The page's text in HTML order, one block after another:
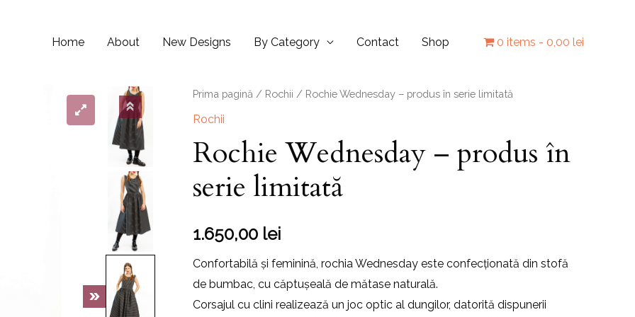
Home About New Designs By Category Contact Shop 0 items 0,00 lei
Prima pagină / Rochii / Rochie Wednesday – produs în serie limitată
Rochii
Rochie Wednesday – produs în
serie limitată
1.650,00 lei
Confortabilă și feminină, rochia Wednesday este confecționată din stofă
de bumbac, cu căptușeală de mătase naturală.
Corsajul cu clini realizează un joc optic al dungilor, datorită dispunerii